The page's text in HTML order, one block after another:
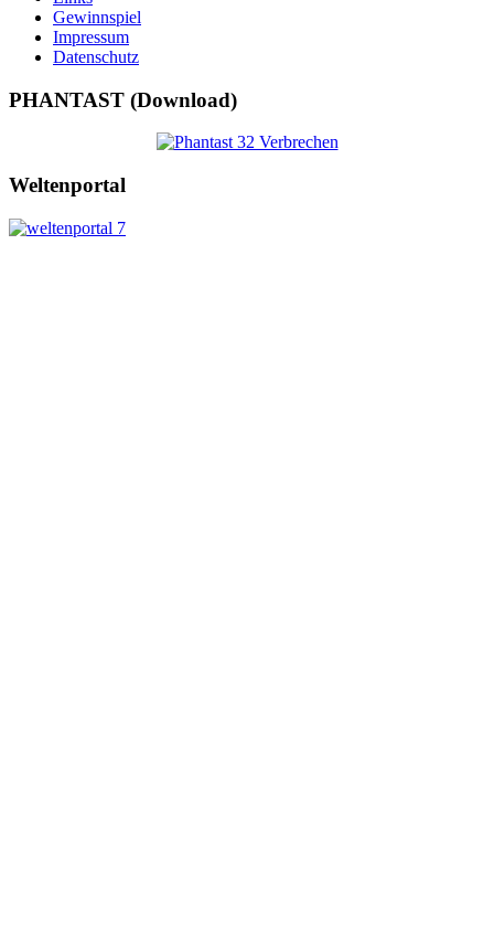
Gewinnspiel
Impressum
Datenschutz
PHANTAST (Download)
Weltenportal